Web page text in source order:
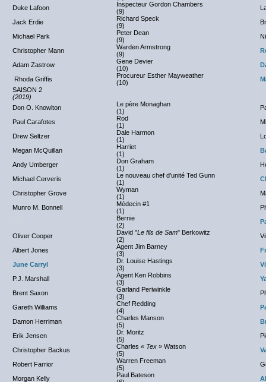
Duke Lafoon
Inspecteur Gordon Chambers
(9)
Jack Erdie
Richard Speck
(9)
Michael Park
Peter Dean
(9)
Christopher Mann
Warden Armstrong
(9)
Adam Zastrow
Gene Devier
(10)
Rhoda Griffis
Procureur Esther Mayweather
(10)
SAISON 2
(2019)
Don O. Knowlton
Le père Monaghan
(1)
Paul Carafotes
Rod
(1)
Drew Seltzer
Dale Harmon
(1)
Megan McQuillan
Harriet
(1)
Andy Umberger
Don Graham
(1)
Michael Cerveris
Le nouveau chef d'unité Ted Gunn
(1)
Christopher Grove
Wyman
(1)
Munro M. Bonnell
Médecin #1
(1)
Bernie
(2)
Oliver Cooper
David "Le fils de Sam" Berkowitz
(2)
Albert Jones
Agent Jim Barney
(3)
June Carryl
Dr. Louise Hastings
(3)
P.J. Marshall
Agent Ken Robbins
(3)
Brent Saxon
Garland Periwinkle
(3)
Gareth Williams
Chef Redding
(4)
Damon Herriman
Charles Manson
(5)
Erik Jensen
Dr. Moritz
(5)
Christopher Backus
Charles « Tex » Watson
(5)
Robert Farrior
Warren Freeman
(5)
Morgan Kelly
Paul Bateson